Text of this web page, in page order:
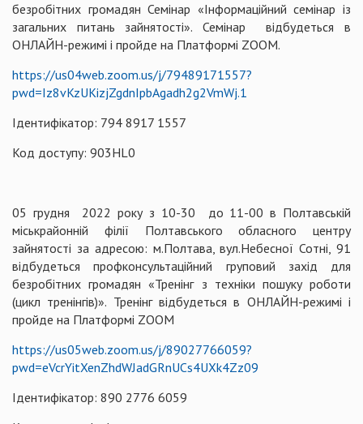
безробітних громадян Семінар «Інформаційний семінар із
загальних питань зайнятості». Семінар відбудеться в
ОНЛАЙН-режимі і пройде на Платформі ZOOM.
https://us04web.zoom.us/j/79489171557?
pwd=Iz8vKzUKizjZgdnIpbAgadh2g2VmWj.1
Ідентифікатор: 794 8917 1557
Код доступу: 903HL0
05 грудня 2022 року з 10-30 до 11-00 в Полтавській
міськрайонній філії Полтавського обласного центру
зайнятості за адресою: м.Полтава, вул.Небесної Сотні, 91
відбудеться профконсультаційний груповий захід для
безробітних громадян «Тренінг з техніки пошуку роботи
(цикл тренінгів)». Тренінг відбудеться в ОНЛАЙН-режимі і
пройде на Платформі ZOOM
https://us05web.zoom.us/j/89027766059?
pwd=eVcrYitXenZhdWJadGRnUCs4UXk4Zz09
Ідентифікатор: 890 2776 6059